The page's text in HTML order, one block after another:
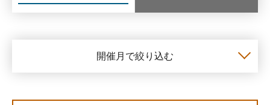
開催月で絞り込む